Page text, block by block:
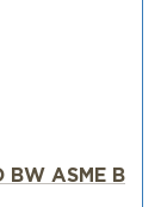
BW ASME B